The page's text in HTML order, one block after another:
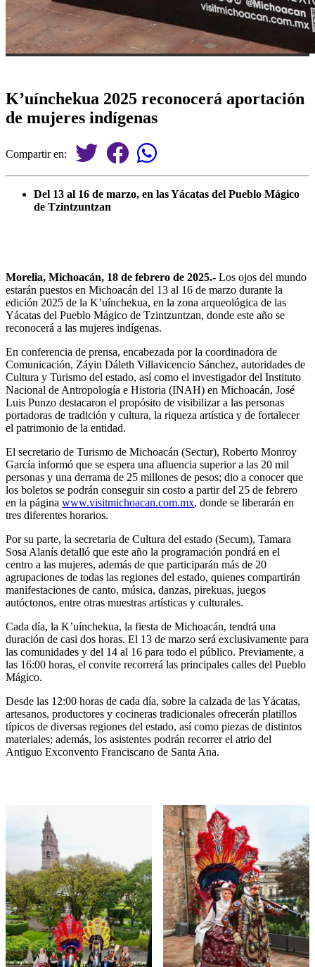
K’uínchekua 2025 reconocerá aportación
de mujeres indígenas
Compartir en:
Del 13 al 16 de marzo, en las Yácatas del Pueblo Mágico
de Tzintzuntzan
Morelia, Michoacán, 18 de febrero de 2025.- Los ojos del mundo
estarán puestos en Michoacán del 13 al 16 de marzo durante la
edición 2025 de la K’uínchekua, en la zona arqueológica de las
Yácatas del Pueblo Mágico de Tzintzuntzan, donde este año se
reconocerá a las mujeres indígenas.
En conferencia de prensa, encabezada por la coordinadora de
Comunicación, Záyin Dáleth Villavicencio Sánchez, autoridades de
Cultura y Turismo del estado, así como el investigador del Instituto
Nacional de Antropología e Historia (INAH) en Michoacán, José
Luis Punzo destacaron el propósito de visibilizar a las personas
portadoras de tradición y cultura, la riqueza artística y de fortalecer
el patrimonio de la entidad.
El secretario de Turismo de Michoacán (Sectur), Roberto Monroy
García informó que se espera una afluencia superior a las 20 mil
personas y una derrama de 25 millones de pesos; dio a conocer que
los boletos se podrán conseguir sin costo a partir del 25 de febrero
en la página www.visitmichoacan.com.mx, donde se liberarán en
tres diferentes horarios.
Por su parte, la secretaria de Cultura del estado (Secum), Tamara
Sosa Alanís detalló que este año la programación pondrá en el
centro a las mujeres, además de que participarán más de 20
agrupaciones de todas las regiones del estado, quienes compartirán
manifestaciones de canto, música, danzas, pirekuas, juegos
autóctonos, entre otras muestras artísticas y culturales.
Cada día, la K’uínchekua, la fiesta de Michoacán, tendrá una
duración de casi dos horas. El 13 de marzo será exclusivamente para
las comunidades y del 14 al 16 para todo el público. Previamente, a
las 16:00 horas, el convite recorrerá las principales calles del Pueblo
Mágico.
Desde las 12:00 horas de cada día, sobre la calzada de las Yácatas,
artesanos, productores y cocineras tradicionales ofrecerán platillos
típicos de diversas regiones del estado, así como piezas de distintos
materiales; además, los asistentes podrán recorrer el atrio del
Antiguo Exconvento Franciscano de Santa Ana.